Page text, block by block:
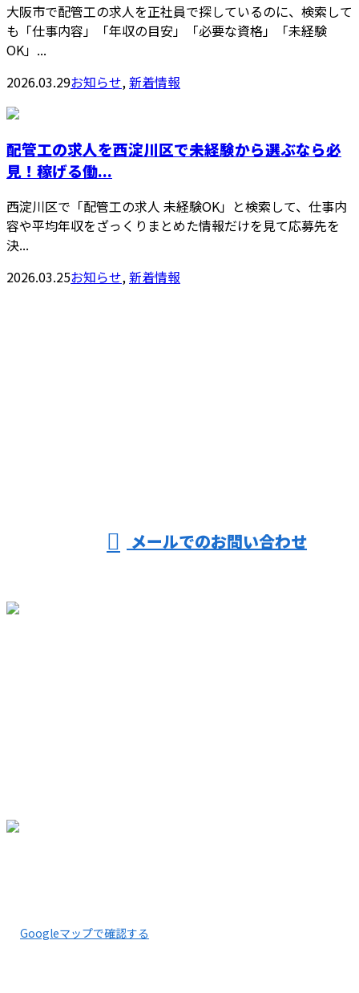
大阪市で配管工の求人を正社員で探しているのに、検索して
も「仕事内容」「年収の目安」「必要な資格」「未経験
OK」...
2026.03.29お知らせ, 新着情報
配管工の求人を西淀川区で未経験から選ぶなら必
見！稼げる働...
西淀川区で「配管工の求人 未経験OK」と検索して、仕事内
容や平均年収をざっくりまとめた情報だけを見て応募先を
決...
2026.03.25お知らせ,新着情報
メールでのお問い合わせ
Googleマップで確認する